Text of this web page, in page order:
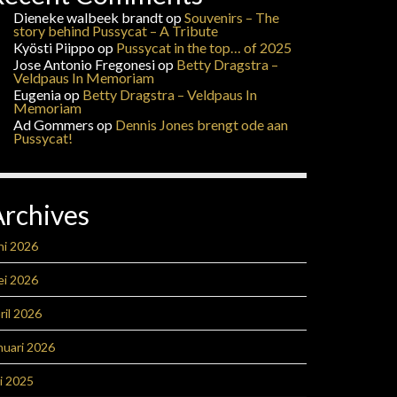
Dieneke walbeek brandtopSouvenirs – The
story behind Pussycat – A Tribute
Kyösti Piippoop Pussycat in the top… of 2025
Jose Antonio Fregonesiop Betty Dragstra –
Veldpaus In Memoriam
Eugeniaop Betty Dragstra – Veldpaus In
Memoriam
Ad Gommers op Dennis Jones brengt ode aan
Pussycat!
2026
2026
2026
2026
2025